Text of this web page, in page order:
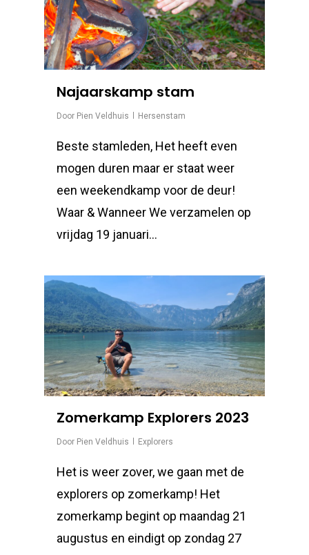
Najaarskamp stam
Door Pien Veldhuis Hersenstam
Beste stamleden, Het heeft even
mogen duren maar er staat weer
een weekendkamp voor de deur!
Waar & Wanneer We verzamelen op
vrijdag 19 januari...
Zomerkamp Explorers 2023
Door Pien Veldhuis Explorers
Het is weer zover, we gaan met de
explorers op zomerkamp! Het
zomerkamp begint op maandag 21
augustus en eindigt op zondag 27